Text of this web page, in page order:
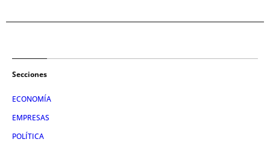
Secciones
ECONOMÍA
EMPRESAS
POLÍTICA